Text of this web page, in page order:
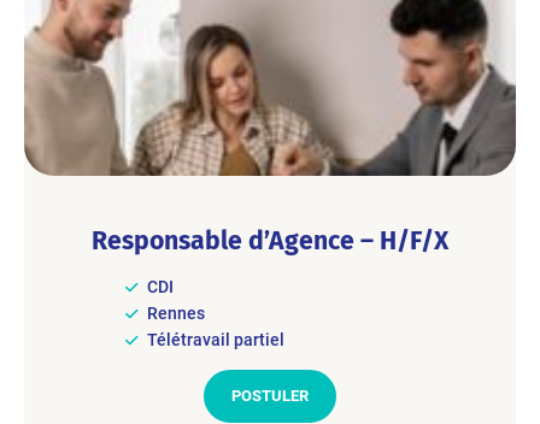
Responsable d’Agence – H/F/X
CDI
Rennes
Télétravail partiel
POSTULER